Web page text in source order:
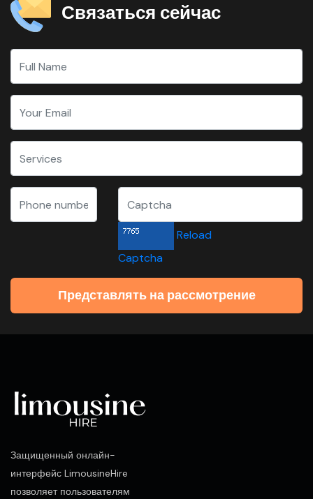
Связаться сейчас
Reload
Captcha
Представлять на рассмотрение
Защищенный онлайн-
интерфейс LimousineHire
позволяет пользователям